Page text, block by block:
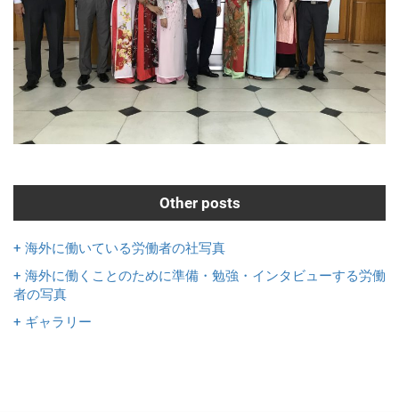
Other posts
+ 海外に働いている労働者の社写真
+ 海外に働くことのために準備・勉強・インタビューする労働
者の写真
+ ギャラリー